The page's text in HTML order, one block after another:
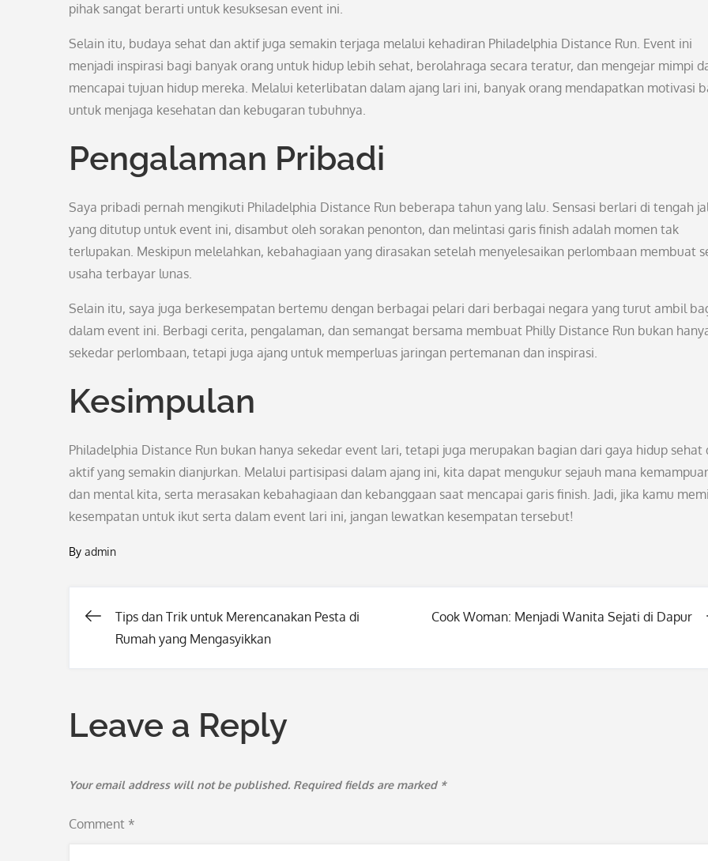
pihak sangat berarti untuk kesuksesan event ini.
Selain itu, budaya sehat dan aktif juga semakin terjaga melalui kehadiran Philadelphia Distance Run. Event ini
menjadi inspirasi bagi banyak orang untuk hidup lebih sehat, berolahraga secara teratur, dan mengejar mimpi
mencapai tujuan hidup mereka. Melalui keterlibatan dalam ajang lari ini, banyak orang mendapatkan motivasi
untuk menjaga kesehatan dan kebugaran tubuhnya.
Pengalaman Pribadi
Saya pribadi pernah mengikuti Philadelphia Distance Run beberapa tahun yang lalu. Sensasi berlari di tengah
yang ditutup untuk event ini, disambut oleh sorakan penonton, dan melintasi garis finish adalah momen tak
terlupakan. Meskipun melelahkan, kebahagiaan yang dirasakan setelah menyelesaikan perlombaan membuat
usaha terbayar lunas.
Selain itu, saya juga berkesempatan bertemu dengan berbagai pelari dari berbagai negara yang turut ambil
dalam event ini. Berbagi cerita, pengalaman, dan semangat bersama membuat Philly Distance Run bukan
sekedar perlombaan, tetapi juga ajang untuk memperluas jaringan pertemanan dan inspirasi.
Kesimpulan
Philadelphia Distance Run bukan hanya sekedar event lari, tetapi juga merupakan bagian dari gaya hidup sehat
aktif yang semakin dianjurkan. Melalui partisipasi dalam ajang ini, kita dapat mengukur sejauh mana
dan mental kita, serta merasakan kebahagiaan dan kebanggaan saat mencapai garis finish. Jadi, jika kamu
kesempatan untuk ikut serta dalam event lari ini, jangan lewatkan kesempatan tersebut!
By admin
Post
Tips dan Trik untuk Merencanakan Pesta di
Rumah yang Mengasyikkan
Cook Woman: Menjadi Wanita Sejati di Dapur
Leave a Reply
Your email address will not be published. Required fields are marked *
Comment *